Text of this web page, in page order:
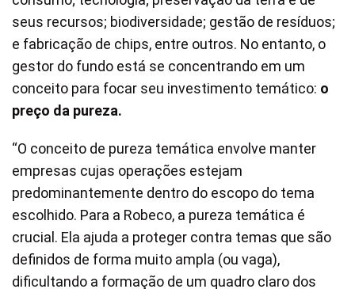
seus recursos; biodiversidade; gestão de resíduos;
e fabricação de chips, entre outros. No entanto, o
gestor do fundo está se concentrando em um
conceito para focar seu investimento temático: o
preço da pureza.
“O conceito de pureza temática envolve manter
empresas cujas operações estejam
predominantemente dentro do escopo do tema
escolhido. Para a Robeco, a pureza temática é
crucial. Ela ajuda a proteger contra temas que são
definidos de forma muito ampla (ou vaga),
dificultando a formação de um quadro claro dos